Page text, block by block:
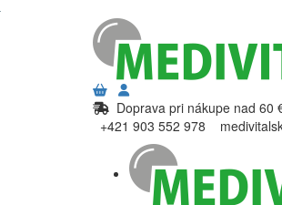
Doprava pri nákupe nad 60
+421 903 552 978